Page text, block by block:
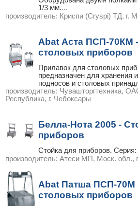
1/3 мм....
производитель: Криспи (Cryspi) ТД, г.
Abat Аста ПСП-70КМ
столовых приборов
Прилавок для столовых
предназначен для хранения
подносов и столовых
производитель: Чувашторгтехника,
Республика, г. Чебоксары
Белла-Нота 2005 -
приборов
Стойка для приборов.
производитель: Атеси МП, Моск. обл.,
Abat Патша ПСП-70М
столовых приборов